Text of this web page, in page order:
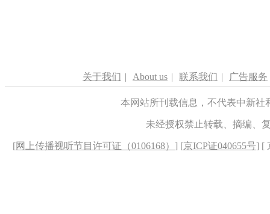
关于我们 | About us | 联系我们 | 广告服务
本网站所刊载信息，不代表中新
未经授权禁止转载、摘编、
[网上传播视听节目许可证（0106168） ] [京ICP证040655号] [